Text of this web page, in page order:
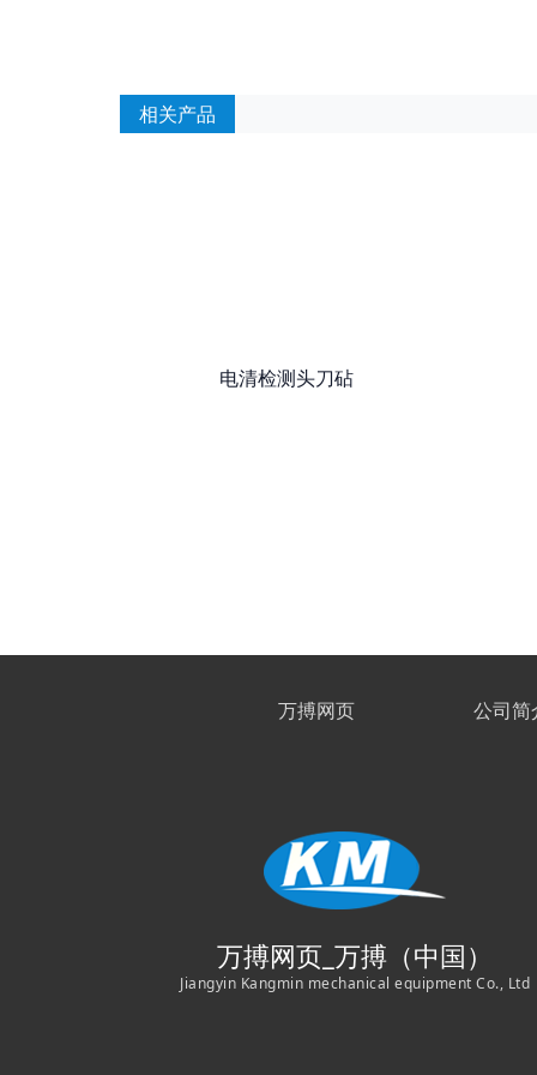
相关产品
电清检测头刀砧
万搏网页 公司简
万搏网页_万搏（中国）
Jiangyin Kangmin mechanical equipment Co., Ltd